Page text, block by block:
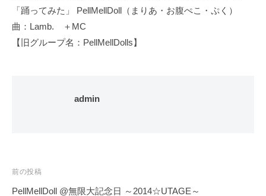
「踊ってみた」 PellMellDoll（まりあ・お腹ぺこ・ぷく）
曲：Lamb. ＋MC
【旧グループ名：PellMellDolls】
admin
投
稿
前の投稿
PellMellDoll @無限大記念日 ～2014☆UTAGE～